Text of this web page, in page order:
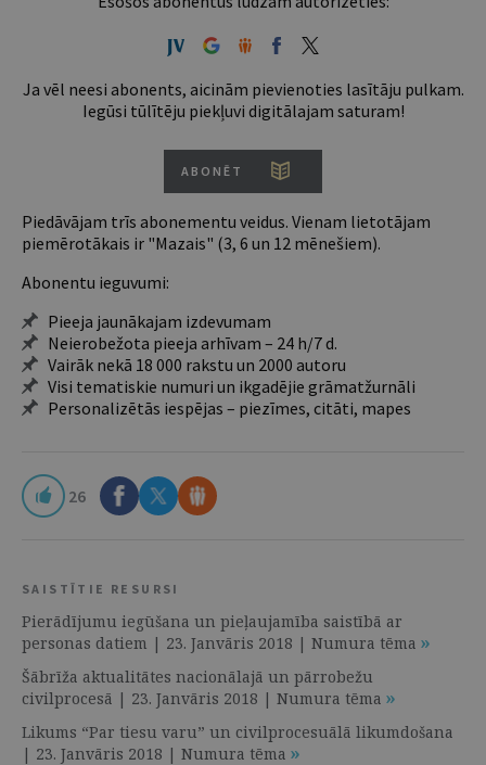
Ja vēl neesi abonents, aicinām pievienoties lasītāju pulkam.
Iegūsi tūlītēju piekļuvi digitālajam saturam!
ABONĒT
Piedāvājam trīs abonementu veidus. Vienam lietotājam
piemērotākais ir "Mazais" (3, 6 un 12 mēnešiem).
Abonentu ieguvumi:
Pieeja jaunākajam izdevumam
Neierobežota pieeja arhīvam – 24 h/7 d.
Vairāk nekā 18 000 rakstu un 2000 autoru
Visi tematiskie numuri un ikgadējie grāmatžurnāli
Personalizētās iespējas – piezīmes, citāti, mapes
26
SAISTĪTIE RESURSI
Pierādījumu iegūšana un pieļaujamība saistībā ar
personas datiem | 23. Janvāris 2018 | Numura tēma
Šābrīža aktualitātes nacionālajā un pārrobežu
civilprocesā | 23. Janvāris 2018 | Numura tēma
Likums “Par tiesu varu” un civilprocesuālā likumdošana
| 23. Janvāris 2018 | Numura tēma